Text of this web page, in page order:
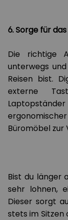
6. Sorge für
Die richtige
unterwegs
Reisen bist.
externe
Büromöbel zur
Bist du länger
sehr lohnen,
Dieser sorgt
stets im Sitzen